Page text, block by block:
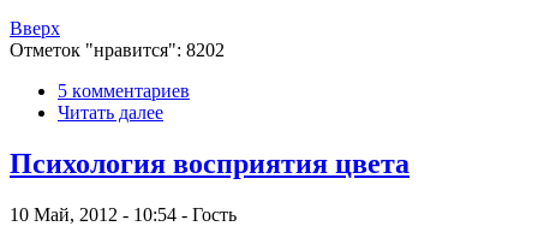
Вверх
Отметок "нравится": 8202
5 кoммeнтаpиев
Читать далее
Психология восприятия цвета
10 Май, 2012 - 10:54 - Гость